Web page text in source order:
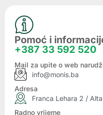
Pomoć i
+387 33 592 520
Mail za upite o web
info@monis.ba
Adresa
Franca Lehara 2 /
Radno vrijeme